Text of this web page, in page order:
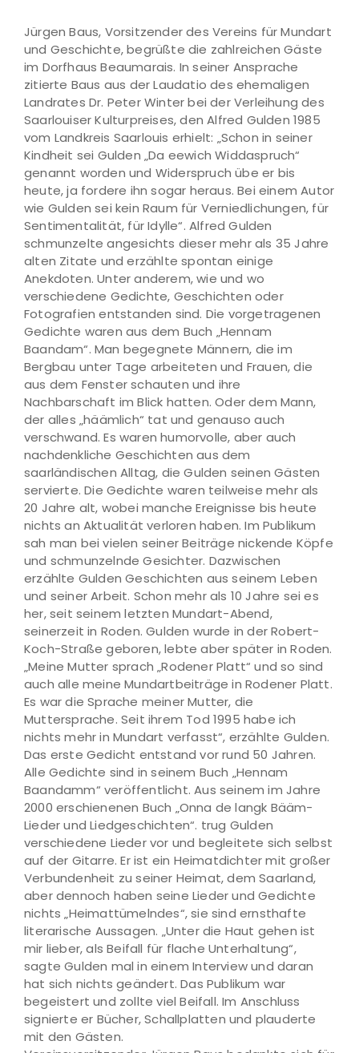
Jürgen Baus, Vorsitzender des Vereins für Mundart
und Geschichte, begrüßte die zahlreichen Gäste
im Dorfhaus Beaumarais. In seiner Ansprache
zitierte Baus aus der Laudatio des ehemaligen
Landrates Dr. Peter Winter bei der Verleihung des
Saarlouiser Kulturpreises, den Alfred Gulden 1985
vom Landkreis Saarlouis erhielt: „Schon in seiner
Kindheit sei Gulden „Da eewich Widdaspruch“
genannt worden und Widerspruch übe er bis
heute, ja fordere ihn sogar heraus. Bei einem Autor
wie Gulden sei kein Raum für Verniedlichungen, für
Sentimentalität, für Idylle“. Alfred Gulden
schmunzelte angesichts dieser mehr als 35 Jahre
alten Zitate und erzählte spontan einige
Anekdoten. Unter anderem, wie und wo
verschiedene Gedichte, Geschichten oder
Fotografien entstanden sind. Die vorgetragenen
Gedichte waren aus dem Buch „Hennam
Baandam“. Man begegnete Männern, die im
Bergbau unter Tage arbeiteten und Frauen, die
aus dem Fenster schauten und ihre
Nachbarschaft im Blick hatten. Oder dem Mann,
der alles „häämlich“ tat und genauso auch
verschwand. Es waren humorvolle, aber auch
nachdenkliche Geschichten aus dem
saarländischen Alltag, die Gulden seinen Gästen
servierte. Die Gedichte waren teilweise mehr als
20 Jahre alt, wobei manche Ereignisse bis heute
nichts an Aktualität verloren haben. Im Publikum
sah man bei vielen seiner Beiträge nickende Köpfe
und schmunzelnde Gesichter. Dazwischen
erzählte Gulden Geschichten aus seinem Leben
und seiner Arbeit. Schon mehr als 10 Jahre sei es
her, seit seinem letzten Mundart-Abend,
seinerzeit in Roden. Gulden wurde in der Robert-
Koch-Straße geboren, lebte aber später in Roden.
„Meine Mutter sprach „Rodener Platt“ und so sind
auch alle meine Mundartbeiträge in Rodener Platt.
Es war die Sprache meiner Mutter, die
Muttersprache. Seit ihrem Tod 1995 habe ich
nichts mehr in Mundart verfasst“, erzählte Gulden.
Das erste Gedicht entstand vor rund 50 Jahren.
Alle Gedichte sind in seinem Buch „Hennam
Baandamm“ veröffentlicht. Aus seinem im Jahre
2000 erschienenen Buch „Onna de langk Bääm-
Lieder und Liedgeschichten“. trug Gulden
verschiedene Lieder vor und begleitete sich selbst
auf der Gitarre. Er ist ein Heimatdichter mit großer
Verbundenheit zu seiner Heimat, dem Saarland,
aber dennoch haben seine Lieder und Gedichte
nichts „Heimattümelndes“, sie sind ernsthafte
literarische Aussagen. „Unter die Haut gehen ist
mir lieber, als Beifall für flache Unterhaltung“,
sagte Gulden mal in einem Interview und daran
hat sich nichts geändert. Das Publikum war
begeistert und zollte viel Beifall. Im Anschluss
signierte er Bücher, Schallplatten und plauderte
mit den Gästen.